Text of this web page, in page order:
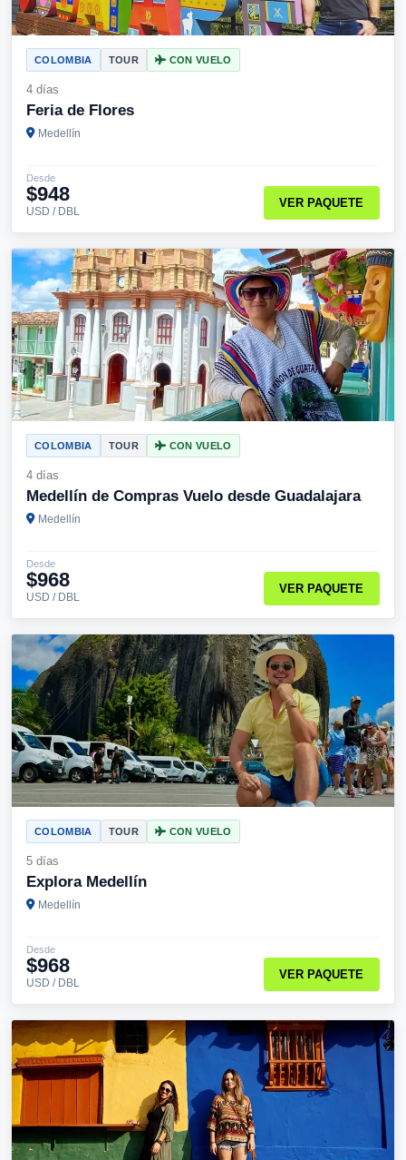
COLOMBIA TOUR CON VUELO
4 días
Feria de Flores
Medellín
Desde
$948
USD / DBL
VER PAQUETE
COLOMBIA TOUR CON VUELO
4 días
Medellín de Compras Vuelo desde Guadalajara
Medellín
Desde
$968
USD / DBL
VER PAQUETE
COLOMBIA TOUR CON VUELO
5 días
Explora Medellín
Medellín
Desde
$968
USD / DBL
VER PAQUETE